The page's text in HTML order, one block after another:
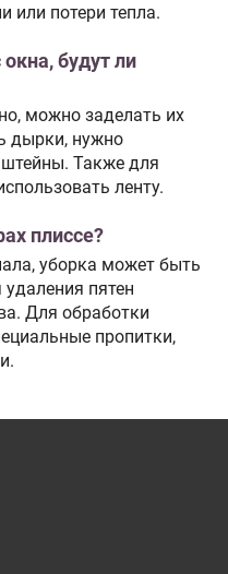
или потери тепла.
будут ли
можно заделать их
дырки, нужно
Также для
ленту.
плиссе?
уборка может быть
пятен
Для обработки
пропитки,